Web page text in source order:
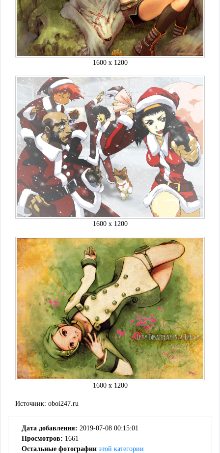
1600 x 1200
1600 x 1200
1600 x 1200
Источник: oboi247.ru
Дата добавления: 2019-07-08 00:15:01
Просмотров: 1661
Остальные фотографии этой категории